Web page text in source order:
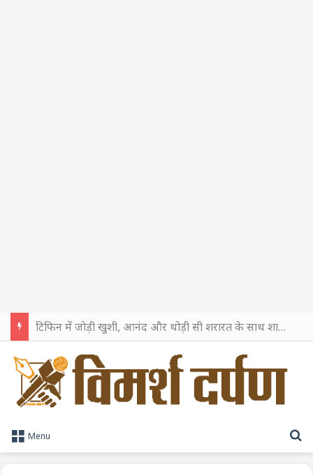
टिफिन में जोड़ी खुशी, आनंद और थोड़ी सी शरारत के साथ शाहरुख खान ने टिफिन बॉक्स को दी हैप्पी एंडिंग
Menu